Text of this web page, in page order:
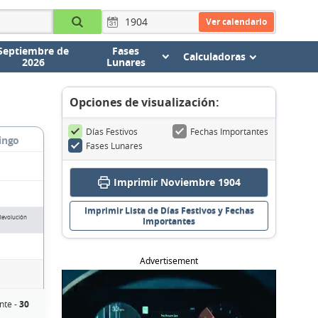
Ver calendario
de
2026
Fases
Lunares
Calculadoras
-30
Opciones de visualización:
Días Festivos
Fechas Importantes
Fases Lunares
Imprimir Noviembre 1904
Imprimir Lista de Días Festivos y Fechas
Importantes
Advertisement